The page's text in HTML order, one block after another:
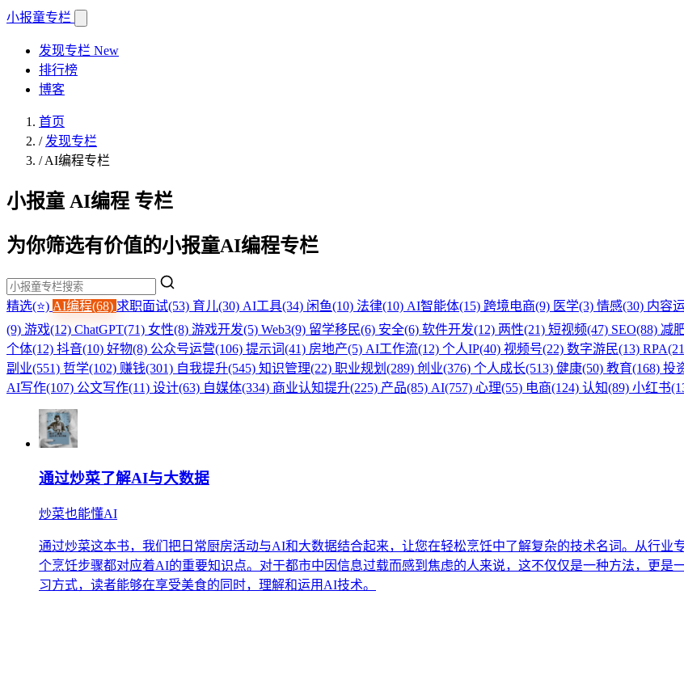
小报童专栏
发现专栏 New
排行榜
博客
首页
/ 发现专栏
/AI编程专栏
小报童 AI编程 专栏
为你筛选有价值的小报童AI编程专栏
精选(⭐) AI编程(68) 求职面试(53) 育儿(30) AI工具(34) 闲鱼(10) 法律(10) AI智能体(15) 跨境电商(9) 医学(3) 情感(30) 内容
(9) 游戏(12) ChatGPT(71) 女性(8) 游戏开发(5) Web3(9) 留学移民(6) 安全(6) 软件开发(12) 两性(21) 短视频(47) SEO(88) 减
个体(12) 抖音(10) 好物(8) 公众号运营(106) 提示词(41) 房地产(5) AI工作流(12) 个人IP(40) 视频号(22) 数字游民(13)
副业(551) 哲学(102) 赚钱(301) 自我提升(545) 知识管理(22) 职业规划(289) 创业(376) 个人成长(513) 健康(50) 教育(168) 投
AI写作(107) 公文写作(11) 设计(63) 自媒体(334) 商业认知提升(225) 产品(85) AI(757) 心理(55) 电商(124) 认知(89) 小红书
通过炒菜了解AI与大数据
炒菜也能懂AI
通过炒菜这本书，我们把日常厨房活动与AI和大数据结合起来，让您在轻松烹饪中了解复杂的技术名词。从行
个烹饪步骤都对应着AI的重要知识点。对于都市中因信息过载而感到焦虑的人来说，这不仅仅是一种方法，更
习方式，读者能够在享受美食的同时，理解和运用AI技术。